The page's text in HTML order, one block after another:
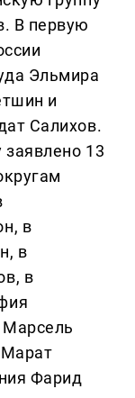
В первую
Эльмира
и
Салихов.
заявлено 13
в
в
в
Фарид